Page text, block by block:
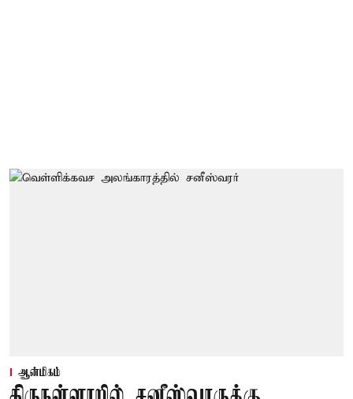
ஆன்மிகம்